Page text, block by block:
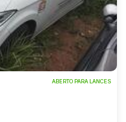
ABERTO PARA LANCES